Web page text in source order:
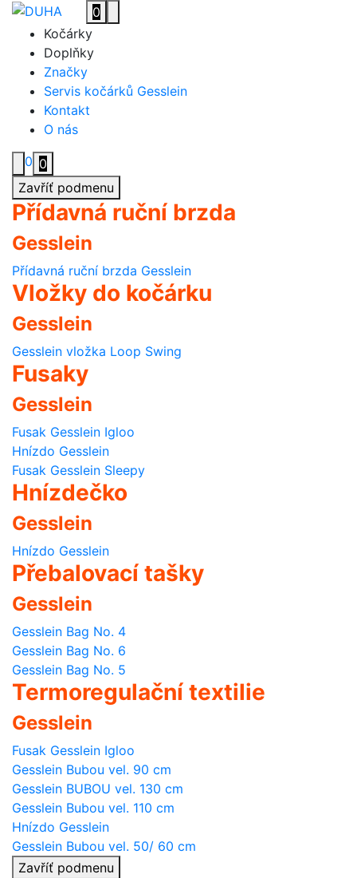
Přejít
0
Toggle navigation
Kočárky
Doplňky
Značky
Servis kočárků Gesslein
Kontakt
O nás
0 0
Zavříť podmenu
Přídavná ruční brzda
Gesslein
Přídavná ruční brzda Gesslein
Vložky do kočárku
Gesslein
Gesslein vložka Loop Swing
Fusaky
Gesslein
Fusak Gesslein Igloo
Hnízdo Gesslein
Fusak Gesslein Sleepy
Hnízdečko
Gesslein
Hnízdo Gesslein
Přebalovací tašky
Gesslein
Gesslein Bag No. 4
Gesslein Bag No. 6
Gesslein Bag No. 5
Termoregulační textilie
Gesslein
Fusak Gesslein Igloo
Gesslein Bubou vel. 90 cm
Gesslein BUBOU vel. 130 cm
Gesslein Bubou vel. 110 cm
Hnízdo Gesslein
Gesslein Bubou vel. 50/ 60 cm
Zavříť podmenu